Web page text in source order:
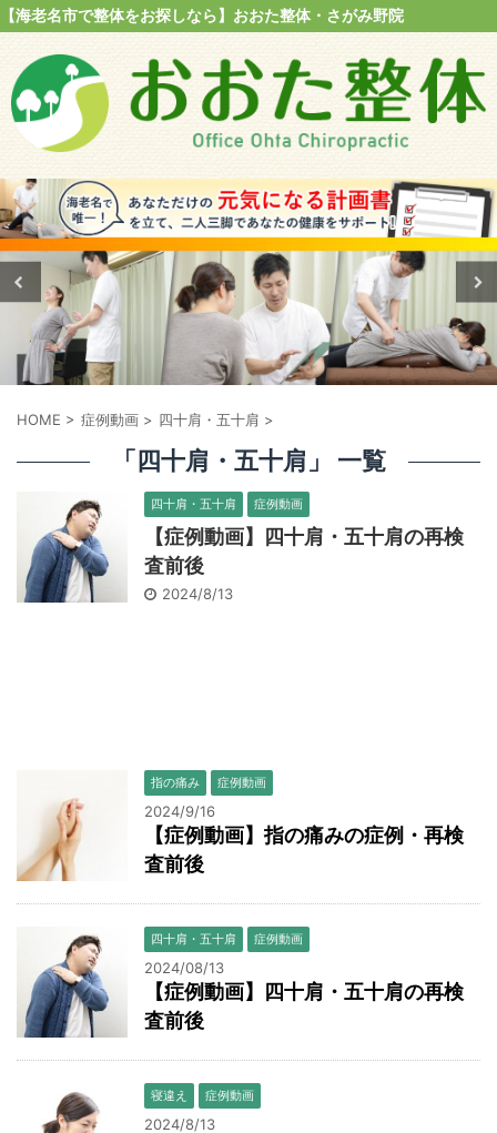
【海老名市で整体をお探しなら】おおた整体・さがみ野院
HOME > 症例動画 > 四十肩・五十肩 >
「四十肩・五十肩」 一覧
四十肩・五十肩 症例動画
【症例動画】四十肩・五十肩の再検
査前後
2024/8/13
指の痛み 症例動画
2024/9/16
【症例動画】指の痛みの症例・再検
査前後
四十肩・五十肩 症例動画
2024/08/13
【症例動画】四十肩・五十肩の再検
査前後
寝違え 症例動画
2024/8/13